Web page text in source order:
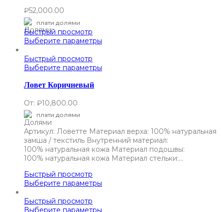
₽52,000.00
плати долями
Быстрый просмотр
Выберите параметры
Быстрый просмотр
Выберите параметры
Ловет Коричневый
От: ₽10,800.00
плати долями
Артикул: Ловетте Материал верха: 100% натуральная
замша / текстиль Внутренний материал:
100% натуральная кожа Материал подошвы:
100% натуральная кожа Материал стельки:…
Быстрый просмотр
Выберите параметры
Быстрый просмотр
Выберите параметры